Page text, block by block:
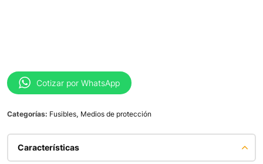
Cotizar por WhatsApp
Categorías: Fusibles, Medios de protección
Características